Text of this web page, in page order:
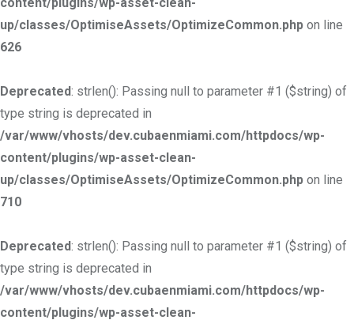
up/classes/OptimiseAssets/OptimizeCommon.php on line
626
Deprecated: strlen(): Passing null to parameter #1 ($string) of
type string is deprecated in
/var/www/vhosts/dev.cubaenmiami.com/httpdocs/wp-
content/plugins/wp-asset-clean-
up/classes/OptimiseAssets/OptimizeCommon.php on line
710
Deprecated: strlen(): Passing null to parameter #1 ($string) of
type string is deprecated in
/var/www/vhosts/dev.cubaenmiami.com/httpdocs/wp-
content/plugins/wp-asset-clean-